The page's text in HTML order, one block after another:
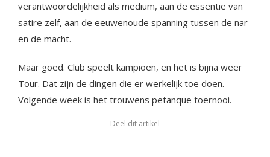
verantwoordelijkheid als medium, aan de essentie van
satire zelf, aan de eeuwenoude spanning tussen de nar
en de macht.
Maar goed. Club speelt kampioen, en het is bijna weer
Tour. Dat zijn de dingen die er werkelijk toe doen.
Volgende week is het trouwens petanque toernooi.
Deel dit artikel